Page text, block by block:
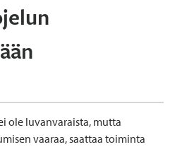
ole luvanvaraista, mutta
vaaraa, saattaa toiminta